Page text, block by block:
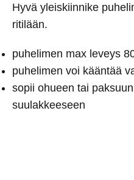
Hyvä yleiskiinnike
ritilään.
puhelimen max leveys
puhelimen voi kääntää
sopii ohueen tai
suulakkeeseen